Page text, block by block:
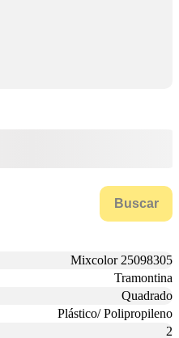
Buscar
Mixcolor 25098305
Tramontina
Quadrado
Plástico/ Polipropileno
2